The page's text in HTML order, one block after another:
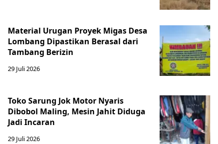
Material Urugan Proyek Migas Desa
Lombang Dipastikan Berasal dari
Tambang Berizin
29 Juli 2026
Toko Sarung Jok Motor Nyaris
Dibobol Maling, Mesin Jahit Diduga
Jadi Incaran
29 Juli 2026